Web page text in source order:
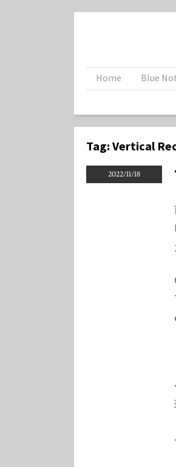
Home Blue
Tag: Vertical
2022/11/18